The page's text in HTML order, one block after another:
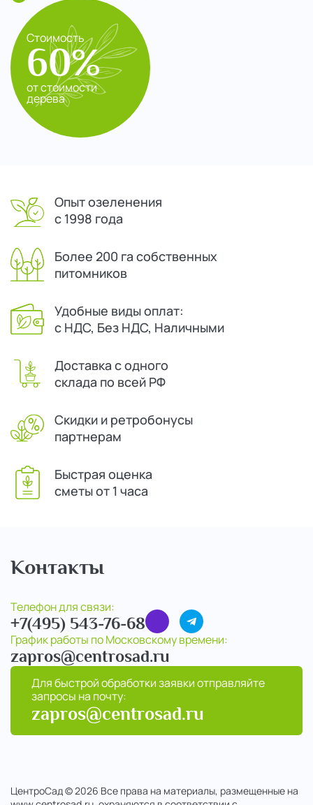
Стоимость
60%
от стоимости
дерева
Опыт озеленения
с 1998 года
Более 200 га собственных
питомников
Удобные виды оплат:
с НДС, Без НДС, Наличными
Доставка с одного
склада по всей РФ
Скидки и ретробонусы
партнерам
Быстрая оценка
сметы от 1 часа
Контакты
Телефон для связи:
+7(495) 543-76-68
График работы по Московскому времени:
zapros@centrosad.ru
Для быстрой обработки заявки отправляйте
запросы на почту:
zapros@centrosad.ru
ЦентроСад © 2026 Все права на материалы, размещенные на